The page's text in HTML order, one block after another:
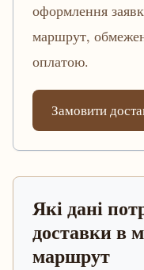
оформлення
маршрут,
оплатою.
Замовити
Які дані
доставки в
маршрут